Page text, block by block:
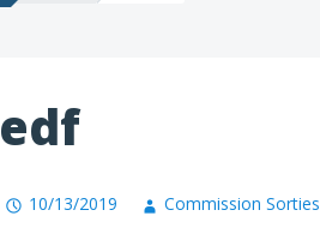
edf
10/13/2019 Commission Sorties